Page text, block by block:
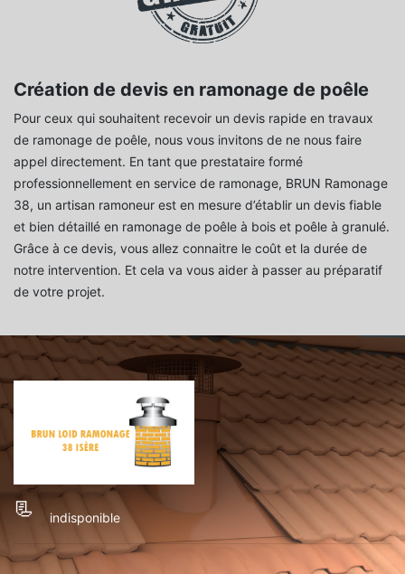
Création de devis en ramonage de poêle
Pour ceux qui souhaitent recevoir un devis rapide en travaux
de ramonage de poêle, nous vous invitons de ne nous faire
appel directement. En tant que prestataire formé
professionnellement en service de ramonage, BRUN Ramonage
38, un artisan ramoneur est en mesure d’établir un devis fiable
et bien détaillé en ramonage de poêle à bois et poêle à granulé.
Grâce à ce devis, vous allez connaitre le coût et la durée de
notre intervention. Et cela va vous aider à passer au préparatif
de votre projet.
indisponible